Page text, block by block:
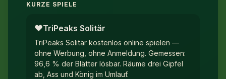
KURZE SPIELE
♥︎TriPeaks Solitär
TriPeaks Solitär kostenlos online spielen —
ohne Werbung, ohne Anmeldung. Gemessen:
96,6 % der Blätter lösbar. Räume drei Gipfel
ab, Ass und König im Umlauf.